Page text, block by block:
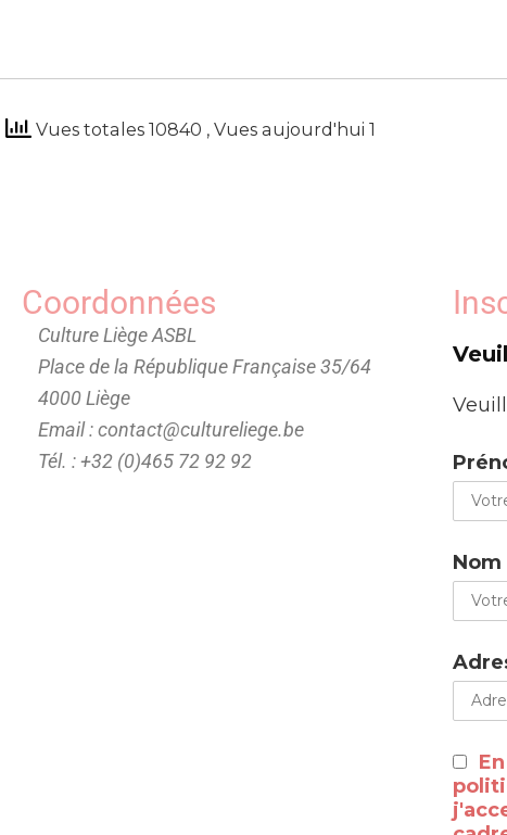
Vues totales 10840 , Vues aujourd'hui 1
Coordonnées
Culture Liège ASBL
Place de la République Française 35/64
4000 Liège
Email : contact@cultureliege.be
Tél. : +32 (0)465 72 92 92
Nom